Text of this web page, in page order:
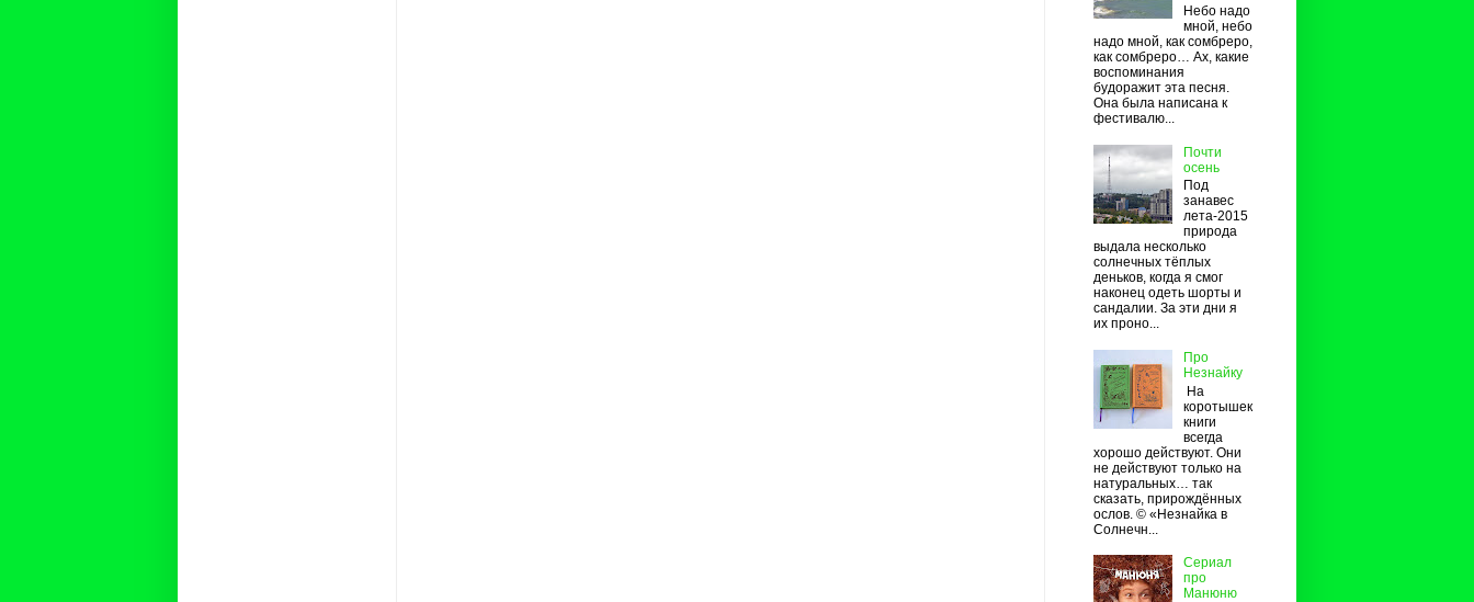
Небо надо
мной, небо
надо мной, как сомбреро,
как сомбреро… Ах, какие
воспоминания
будоражит эта песня.
Она была написана к
фестивалю...
Почти
осень
Под
занавес
лета-2015
природа
выдала несколько
солнечных тёплых
деньков, когда я смог
наконец одеть шорты и
сандалии. За эти дни я
их проно...
Про
Незнайку
На
коротышек
книги
всегда
хорошо действуют. Они
не действуют только на
натуральных… так
сказать, прирождённых
ослов. © «Незнайка в
Солнечн...
Сериал
про
Манюню